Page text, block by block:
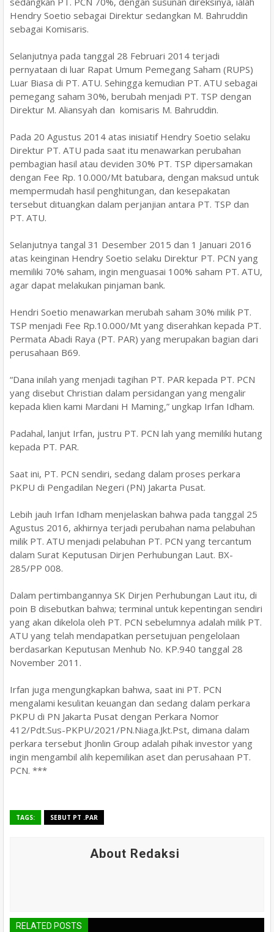
Hendry Soetio sebagai Direktur sedangkan M. Bahruddin
sebagai Komisaris.
Selanjutnya pada tanggal 28 Februari 2014 terjadi
pernyataan di luar Rapat Umum Pemegang Saham (RUPS)
Luar Biasa di PT. ATU. Sehingga kemudian PT. ATU sebagai
pemegang saham 30%, berubah menjadi PT. TSP dengan
Direktur M. Aliansyah dan komisaris M. Bahruddin.
Pada 20 Agustus 2014 atas inisiatif Hendry Soetio selaku
Direktur PT. ATU pada saat itu menawarkan perubahan
pembagian hasil atau deviden 30% PT. TSP dipersamakan
dengan Fee Rp. 10.000/Mt batubara, dengan maksud untuk
mempermudah hasil penghitungan, dan kesepakatan
tersebut dituangkan dalam perjanjian antara PT. TSP dan
PT. ATU.
Selanjutnya tangal 31 Desember 2015 dan 1 Januari 2016
atas keinginan Hendry Soetio selaku Direktur PT. PCN yang
memiliki 70% saham, ingin menguasai 100% saham PT. ATU,
agar dapat melakukan pinjaman bank.
Hendri Soetio menawarkan merubah saham 30% milik PT.
TSP menjadi Fee Rp.10.000/Mt yang diserahkan kepada PT.
Permata Abadi Raya (PT. PAR) yang merupakan bagian dari
perusahaan B69.
“Dana inilah yang menjadi tagihan PT. PAR kepada PT. PCN
yang disebut Christian dalam persidangan yang mengalir
kepada klien kami Mardani H Maming,” ungkap Irfan Idham.
Padahal, lanjut Irfan, justru PT. PCN lah yang memiliki hutang
kepada PT. PAR.
Saat ini, PT. PCN sendiri, sedang dalam proses perkara
PKPU di Pengadilan Negeri (PN) Jakarta Pusat.
Lebih jauh Irfan Idham menjelaskan bahwa pada tanggal 25
Agustus 2016, akhirnya terjadi perubahan nama pelabuhan
milik PT. ATU menjadi pelabuhan PT. PCN yang tercantum
dalam Surat Keputusan Dirjen Perhubungan Laut. BX-
285/PP 008.
Dalam pertimbangannya SK Dirjen Perhubungan Laut itu, di
poin B disebutkan bahwa; terminal untuk kepentingan sendiri
yang akan dikelola oleh PT. PCN sebelumnya adalah milik PT.
ATU yang telah mendapatkan persetujuan pengelolaan
berdasarkan Keputusan Menhub No. KP.940 tanggal 28
November 2011.
Irfan juga mengungkapkan bahwa, saat ini PT. PCN
mengalami kesulitan keuangan dan sedang dalam perkara
PKPU di PN Jakarta Pusat dengan Perkara Nomor
412/Pdt.Sus-PKPU/2021/PN.Niaga.Jkt.Pst, dimana dalam
perkara tersebut Jhonlin Group adalah pihak investor yang
ingin mengambil alih kepemilikan aset dan perusahaan PT.
PCN. ***
TAGS: SEBUT PT .PAR
About Redaksi
RELATED POSTS